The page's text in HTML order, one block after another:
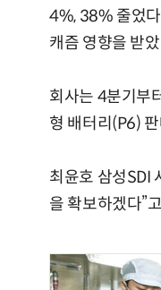
4%, 38% 줄었
캐즘 영향을 받
회사는 4분기부
형 배터리(P6)
최윤호 삼성SDI
을 확보하겠다”